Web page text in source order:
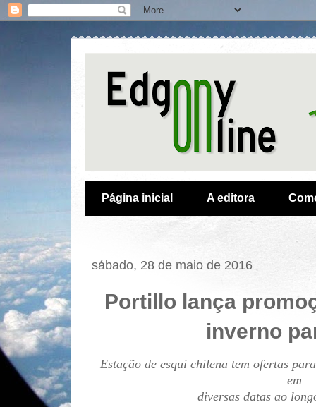
Página inicial A editora
sábado, 28 de maio de 2016
Portillo lança
inverno
Estação de esqui chilena tem ofertas
em
diversas datas ao